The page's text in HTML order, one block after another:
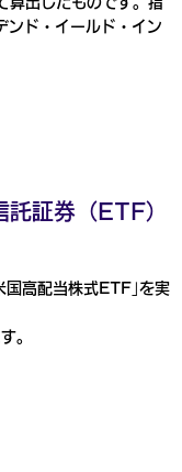
ンド・イールド・イン
託証券（ETF）
国高配当株式ETF｣を実
。